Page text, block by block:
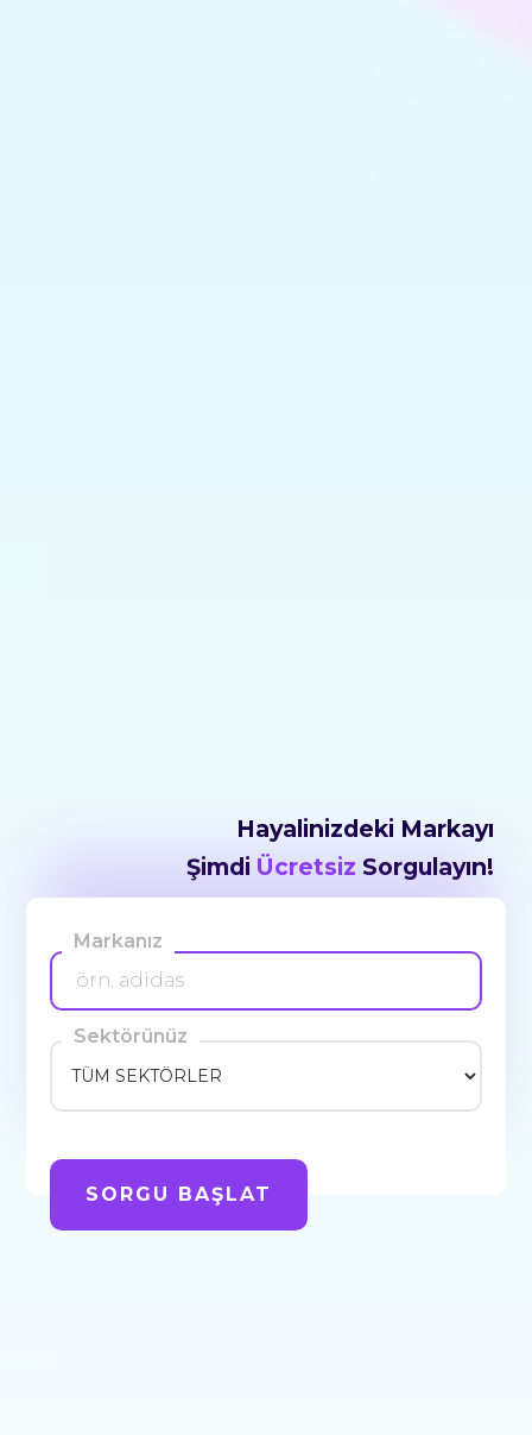
Hayalinizdeki Markayı
Şimdi Ücretsiz Sorgulayın!
Markanız
Sektörünüz
SORGU BAŞLAT